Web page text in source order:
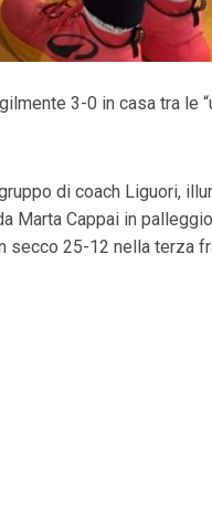
3-0 in casa tra le
di coach Liguori,
Marta Cappai in
25-12 nella terza